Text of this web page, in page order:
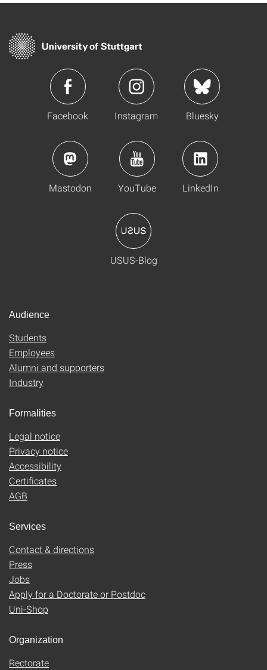
Facebook Instagram Bluesky
Mastodon YouTube LinkedIn
USUS-Blog
Audience
Students
Employees
Alumni and supporters
Industry
Formalities
Legal notice
Privacy notice
Accessibility
Certificates
AGB
Services
Contact & directions
Press
Jobs
Apply for a Doctorate or Postdoc
Uni-Shop
Organization
Rectorate